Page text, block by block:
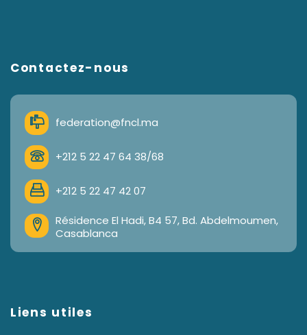
Contactez-nous
federation@fncl.ma
+212 5 22 47 64 38/68
+212 5 22 47 42 07
Résidence El Hadi, B4 57, Bd. Abdelmoumen,
Casablanca
Liens utiles